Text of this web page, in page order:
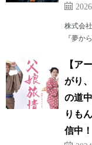
株式会
『夢か
【ア
がり
の道
りも
信中！